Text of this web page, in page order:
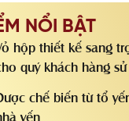
NỔI BẬT
hộp thiết kế sang
quý khách hàng
chế biến từ tổ
yến